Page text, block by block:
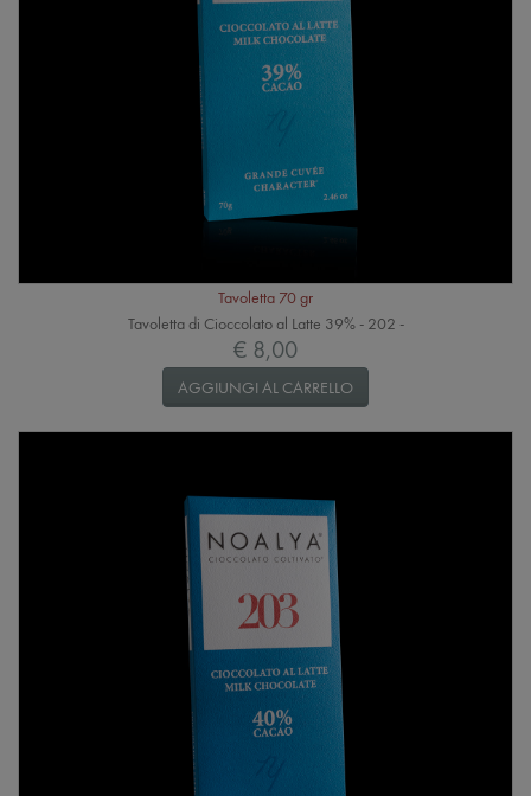
Tavoletta 70 gr
Tavoletta di Cioccolato al Latte 39% - 202 -
€ 8,00
AGGIUNGI AL CARRELLO